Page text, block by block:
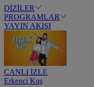
DİZİLER
PROGRAMLAR
YAYIN AKIŞI
CANLI İZLE
Erkenci Kuş